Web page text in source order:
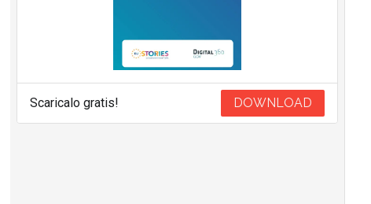
Scaricalo gratis! DOWNLOAD